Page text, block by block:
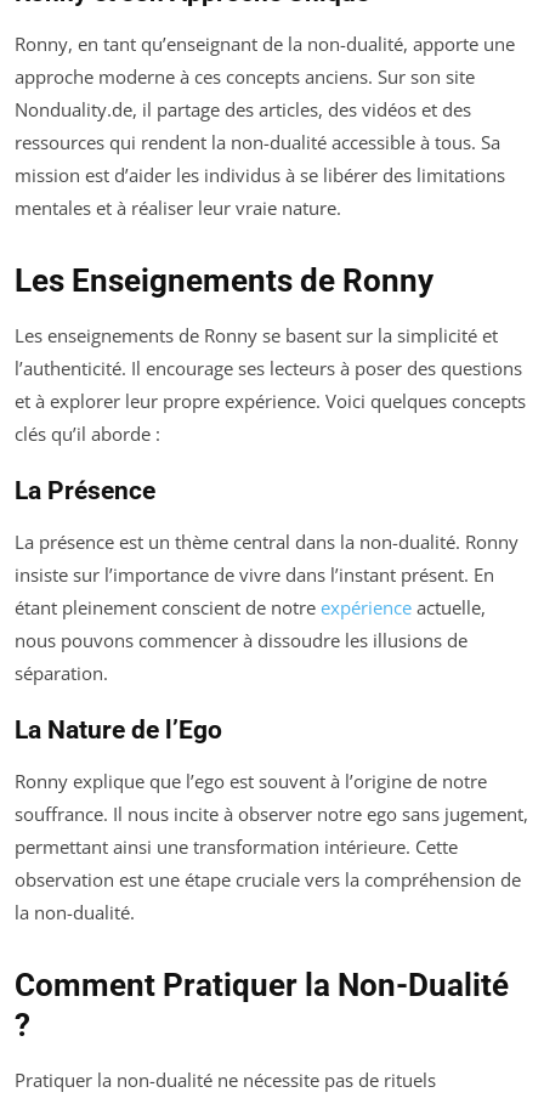
Ronny, en tant qu’enseignant de la non-dualité, apporte une
approche moderne à ces concepts anciens. Sur son site
Nonduality.de, il partage des articles, des vidéos et des
ressources qui rendent la non-dualité accessible à tous. Sa
mission est d’aider les individus à se libérer des limitations
mentales et à réaliser leur vraie nature.
Les Enseignements de Ronny
Les enseignements de Ronny se basent sur la simplicité et
l’authenticité. Il encourage ses lecteurs à poser des questions
et à explorer leur propre expérience. Voici quelques concepts
clés qu’il aborde :
La Présence
La présence est un thème central dans la non-dualité. Ronny
insiste sur l’importance de vivre dans l’instant présent. En
étant pleinement conscient de notre expérience actuelle,
nous pouvons commencer à dissoudre les illusions de
séparation.
La Nature de l’Ego
Ronny explique que l’ego est souvent à l’origine de notre
souffrance. Il nous incite à observer notre ego sans jugement,
permettant ainsi une transformation intérieure. Cette
observation est une étape cruciale vers la compréhension de
la non-dualité.
Comment Pratiquer la Non-Dualité
?
Pratiquer la non-dualité ne nécessite pas de rituels